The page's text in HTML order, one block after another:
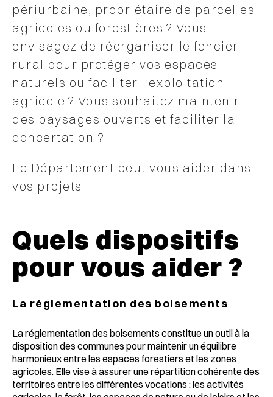
périurbaine, propriétaire de parcelles
agricoles ou forestières ? Vous
envisagez de réorganiser le foncier
rural pour protéger vos espaces
naturels ou faciliter l’exploitation
agricole ? Vous souhaitez maintenir
des paysages ouverts et faciliter la
concertation ?
Le Département peut vous aider dans
vos projets.
Quels dispositifs
pour vous aider ?
La réglementation des boisements
La réglementation des boisements constitue un outil à la
disposition des communes pour maintenir un équilibre
harmonieux entre les espaces forestiers et les zones
agricoles. Elle vise à assurer une répartition cohérente des
territoires entre les différentes vocations : les activités